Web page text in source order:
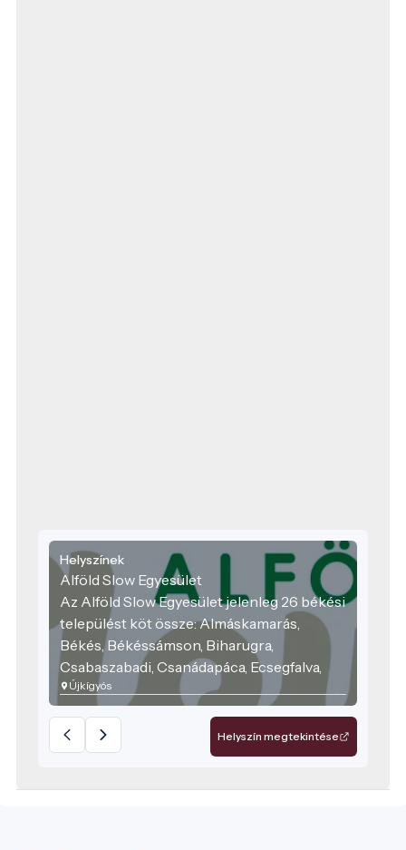
Helyszínek
Alföld Slow Egyesület
Az Alföld Slow Egyesület jelenleg 26 békési
települést köt össze: Almáskamarás,
Békés, Békéssámson, Biharugra,
Csabaszabadi, Csanádapáca, Ecsegfalva,
Elek, Csorvás, Doboz, Gádoros,
Gyomaendrőd, Gyula, Kamut, Kardoskút,
Kevermes, Kétegyháza, Kondoros,
Kunágota, Lőkösháza, Méhkerék,
Újkígyós
Helyszín megtekintése